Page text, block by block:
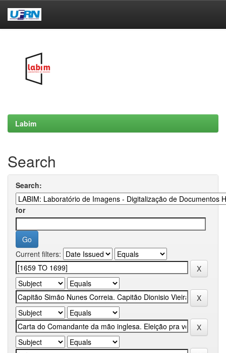
Labim
Search
Search:
for
Current filters: